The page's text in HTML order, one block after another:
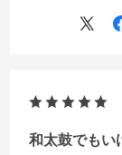
和太鼓でもい